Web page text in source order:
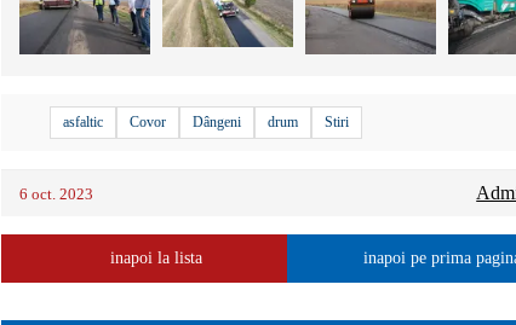
asfaltic Covor Dângeni drum Stiri
6 oct. 2023
inapoi la lista inapoi pe prima